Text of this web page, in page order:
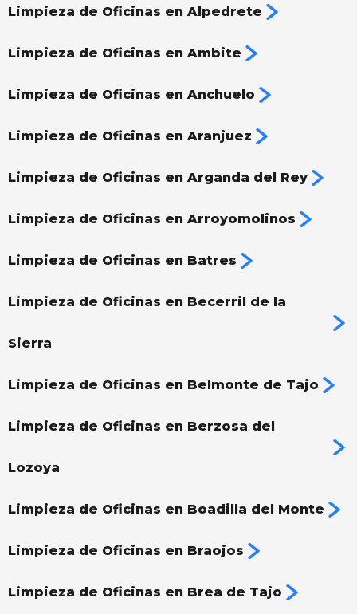
Limpieza de Oficinas en Alpedrete
Limpieza de Oficinas en Ambite
Limpieza de Oficinas en Anchuelo
Limpieza de Oficinas en Aranjuez
Limpieza de Oficinas en Arganda del Rey
Limpieza de Oficinas en Arroyomolinos
Limpieza de Oficinas en Batres
Limpieza de Oficinas en Becerril de la
Sierra
Limpieza de Oficinas en Belmonte de Tajo
Limpieza de Oficinas en Berzosa del
Lozoya
Limpieza de Oficinas en Boadilla del Monte
Limpieza de Oficinas en Braojos
Limpieza de Oficinas en Brea de Tajo